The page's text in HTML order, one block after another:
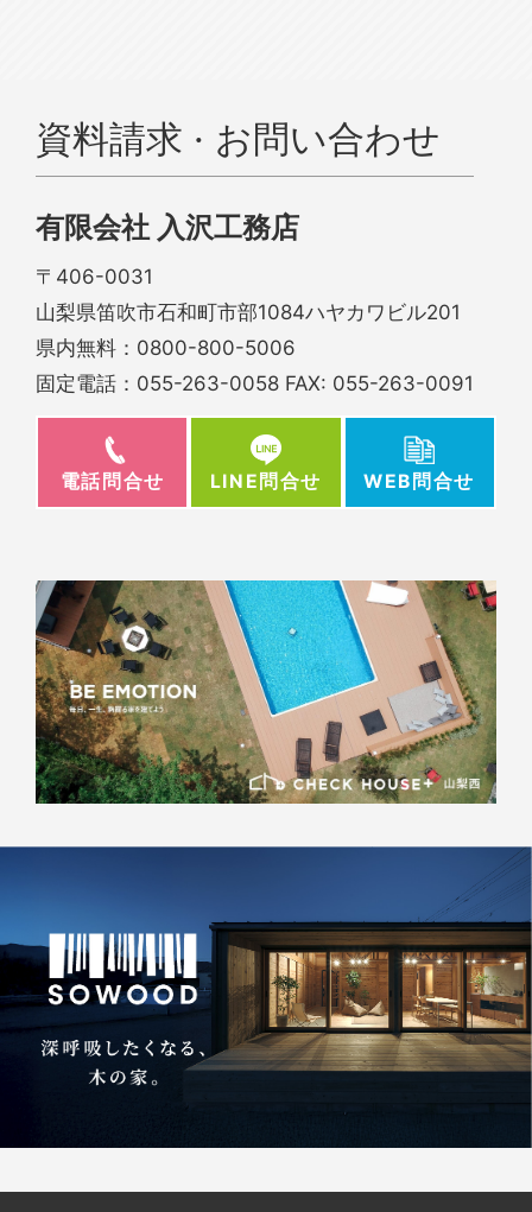
資料請求 · お問い合わせ
有限会社 入沢工務店
〒406-0031
山梨県笛吹市石和町市部1084ハヤカワビル201
県内無料： 0800-800-5006
固定電話： 055-263-0058 FAX: 055-263-0091
電話問合せ LINE問合せ WEB問合せ